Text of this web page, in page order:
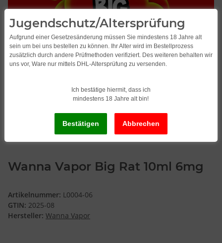
Wanna Vapor Big Rat 10ml 6mg
Artikelnummer: L0004-06
GTIN: 2025-08
Hersteller: Wanna Vapor
Jugendschutz/Altersprüfung
Aufgrund einer Gesetzesänderung müssen Sie mindestens 18 Jahre alt
sein um bei uns bestellen zu können. Ihr Alter wird im Bestellprozess
zusätzlich durch andere Prüfmethoden verifiziert. Des weiteren behalten wir
uns vor, Ware nur mittels DHL-Altersprüfung zu versenden.
Ich bestätige hiermit, dass ich
mindestens 18 Jahre alt bin!